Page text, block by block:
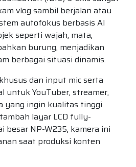
vlog sambil berjalan atau
autofokus berbasis AI
seperti wajah, mata,
burung, menjadikan
berbagai situasi dinamis.
dan input mic serta
untuk YouTuber, streamer,
yang ingin kualitas tinggi
layar LCD fully-
NP-W235, kamera ini
saat produksi konten